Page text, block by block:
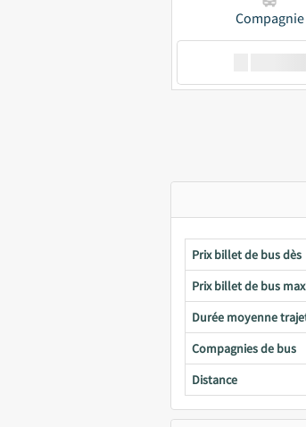
Compagnie
Prix billet de bus dès
Prix billet de bus
Durée moyenne
Compagnies de bus
Distance